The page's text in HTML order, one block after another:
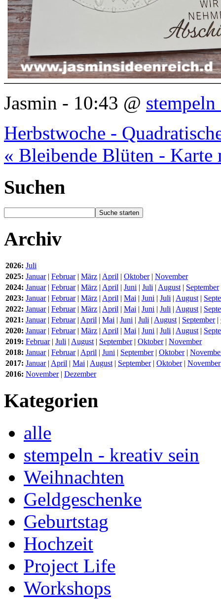
Jasmin - 10:43 @
Herbstwoche -
« Bleibende Blüten - Karte
Suchen
Archiv
2026: Juli
2025: Januar| Februar| März | April | Oktober| November
2024: Januar| Februar| März | April | Juni | Juli | August | September
2023: Januar| Februar| März | April | Mai | Juni | Juli | August |
2022: Januar| Februar| März | April | Mai | Juni | Juli | August |
2021: Januar| Februar| April | Mai | Juni | Juli | August | September|
2020: Januar| Februar| März | April | Mai | Juni | Juli | August |
2019: Februar| Juli | August | September| Oktober| November
2018: Januar| Februar| April | Juni | September| Oktober|
2017: Januar| April | Mai | August | September| Oktober| November
2016: November| Dezember
Kategorien
alle
stempeln - kreativ sein
Weihnachten
Geldgeschenke
Geburtstag
Hochzeit
Project Life
Workshops